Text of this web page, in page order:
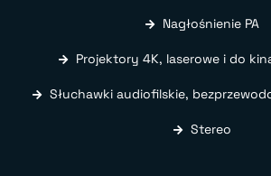
Nagłośnienie PA
Projektory 4K, laserowe i do
Słuchawki audiofilskie,
Stereo